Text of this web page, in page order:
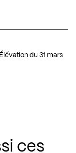
du 31 mars
ces